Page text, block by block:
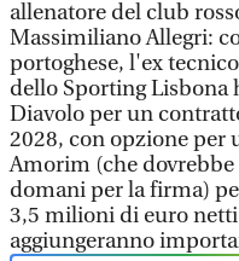
allenatore del club
Massimiliano Allegri:
portoghese, l'ex
dello Sporting Lisbona
Diavolo per un
2028, con opzione per
Amorim (che
domani per la firma)
3,5 milioni di euro netti
aggiungeranno